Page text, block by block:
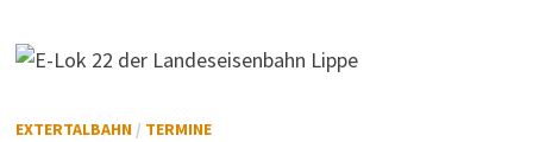
EXTERTALBAHN/ TERMINE